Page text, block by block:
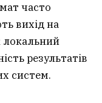
часто
вихід на
результатів
систем.